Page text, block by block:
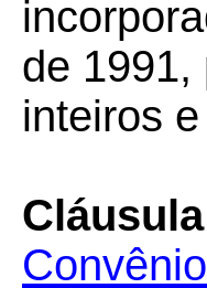
de 1991,
inteiros